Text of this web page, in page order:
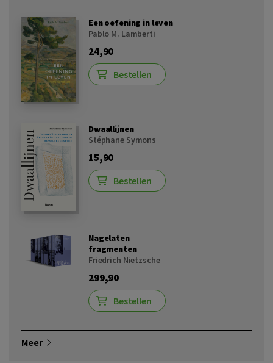
Een oefening in leven
Pablo M. Lamberti
24,90
Bestellen
Dwaallijnen
Stéphane Symons
15,90
Bestellen
Nagelaten
fragmenten
Friedrich Nietzsche
299,90
Bestellen
Meer